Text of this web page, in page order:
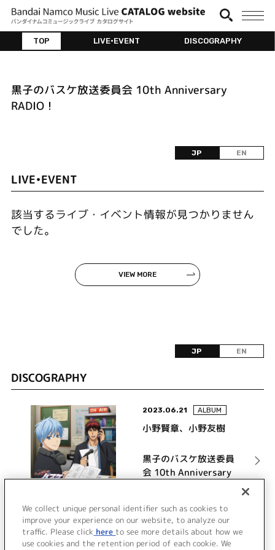
TOP LIVE•EVENT DISCOGRAPHY
黒子のバスケ放送委員会 10th Anniversary
RADIO！
JP EN
LIVE•EVENT
該当するライブ・イベント情報が見つかりません
でした。
VIEW MORE
JP EN
DISCOGRAPHY
2023.06.21 ALBUM
小野賢章、小野友樹
黒子のバスケ放送委員
会 10th Anniversary
詳細を見る
We collect unique personal identifier such as cookies to
improve your experience on our website, to analyze our
traffic. Please click here to see more details about how we
use cookies and the retention period of each cookie. We